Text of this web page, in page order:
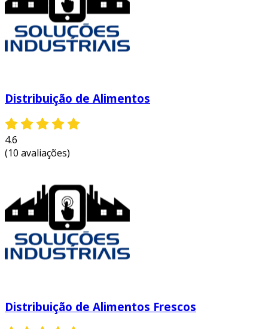
Distribuição de Alimentos
4.6
(10 avaliações)
Distribuição de Alimentos Frescos